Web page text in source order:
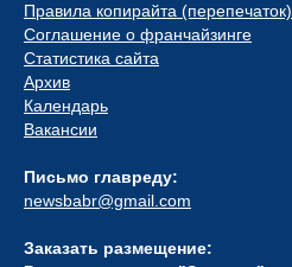
Правила копирайта (перепечаток)
Соглашение о франчайзинге
Статистика сайта
Архив
Календарь
Вакансии
Письмо главреду:
newsbabr@gmail.com
Заказать размещение: